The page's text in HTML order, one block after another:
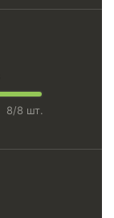
8/8 шт.